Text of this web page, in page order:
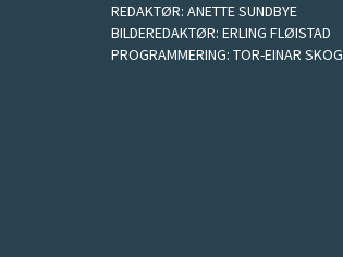
REDAKTØR: ANETTE SUNDBYE
BILDEREDAKTØR: ERLING FLØISTAD
PROGRAMMERING: TOR-EINAR SKOG